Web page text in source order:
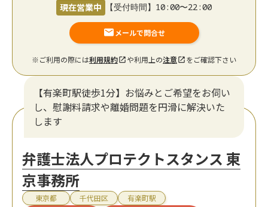
現在営業中 【受付時間】10:00〜22:00
メールで問合せ
※ご利用の際には利用規約 や利用上の注意 をご確認下さい
【有楽町駅徒歩1分】お悩みとご希望をお伺い
し、慰謝料請求や離婚問題を円滑に解決いた
します
弁護士法人プロテクトスタンス 東
京事務所
東京都 千代田区 有楽町駅